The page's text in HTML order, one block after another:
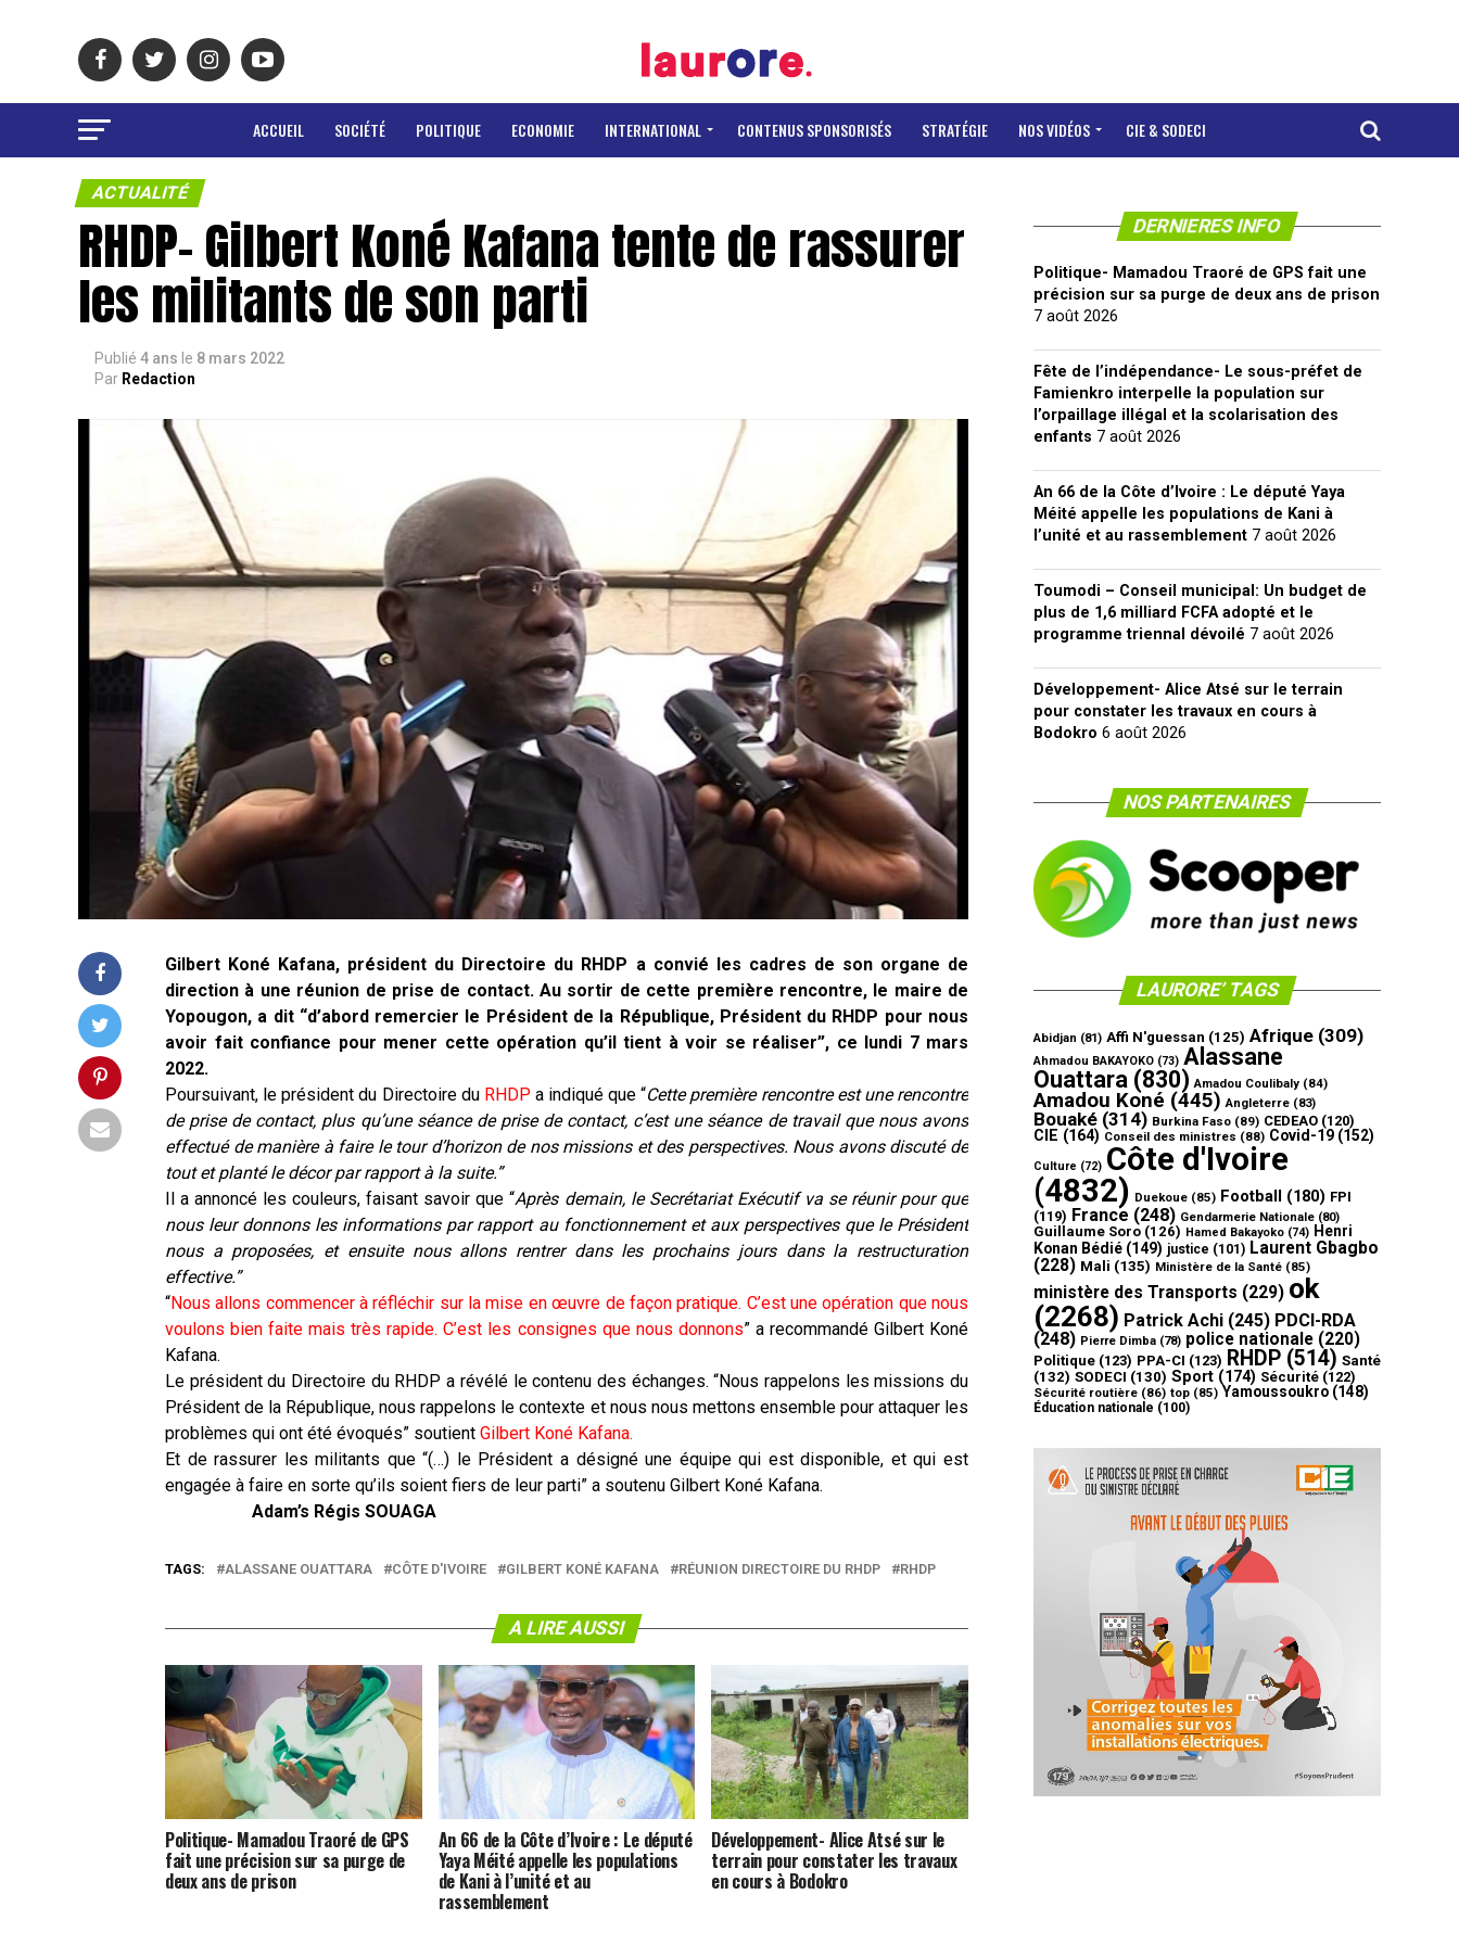
ACCUEIL SOCIÉTÉ POLITIQUE ECONOMIE INTERNATIONAL CONTENUS SPONSORISÉS STRATÉGIE NOS VIDÉOS CIE & SODECI
ACTUALITÉ
RHDP- Gilbert Koné Kafana tente de rassurer
les militants de son parti
Publié 4 ans le 8 mars 2022
Par Redaction
Gilbert Koné Kafana, président du Directoire du RHDP a convié les cadres de son organe de
direction à une réunion de prise de contact. Au sortir de cette première rencontre, le maire de
Yopougon, a dit “d’abord remercier le Président de la République, Président du RHDP pour nous
avoir fait confiance pour mener cette opération qu’il tient à voir se réaliser”, ce lundi 7 mars
2022.
Poursuivant, le président du Directoire du RHDP a indiqué que “Cette première rencontre est une rencontre
de prise de contact, plus qu’une séance de prise de contact, c’est une séance de travail que nous avons
effectué de manière à faire le tour d’horizon de nos missions et des perspectives. Nous avons discuté de
tout et planté le décor par rapport à la suite.”
Il a annoncé les couleurs, faisant savoir que “Après demain, le Secrétariat Exécutif va se réunir pour que
nous leur donnons les informations par rapport au fonctionnement et aux perspectives que le Président
nous a proposées, et ensuite nous allons rentrer dans les prochains jours dans la restructuration
effective.”
“Nous allons commencer à réfléchir sur la mise en œuvre de façon pratique. C’est une opération que nous
voulons bien faite mais très rapide. C’est les consignes que nous donnons” a recommandé Gilbert Koné
Kafana.
Le président du Directoire du RHDP a révélé le contenu des échanges. “Nous rappelons les missions du
Président de la République, nous rappelons le contexte et nous nous mettons ensemble pour attaquer les
problèmes qui ont été évoqués” soutient Gilbert Koné Kafana.
Et de rassurer les militants que “(…) le Président a désigné une équipe qui est disponible, et qui est
engagée à faire en sorte qu’ils soient fiers de leur parti” a soutenu Gilbert Koné Kafana.
Adam’s Régis SOUAGA
TAGS: ALASSANE OUATTARA CÔTE D'IVOIRE GILBERT KONÉ KAFANA RÉUNION DIRECTOIRE DU RHDP RHDP
A LIRE AUSSI
Politique- Mamadou Traoré de GPS
fait une précision sur sa purge de
deux ans de prison
An 66 de la Côte d’Ivoire : Le député
Yaya Méité appelle les populations
de Kani à l’unité et au
rassemblement
Développement- Alice Atsé sur le
terrain pour constater les travaux
en cours à Bodokro
DERNIERES INFO
Politique- Mamadou Traoré de GPS fait une
précision sur sa purge de deux ans de prison
7 août 2026
Fête de l’indépendance- Le sous-préfet de
Famienkro interpelle la population sur
l’orpaillage illégal et la scolarisation des
enfants 7 août 2026
An 66 de la Côte d’Ivoire : Le député Yaya
Méité appelle les populations de Kani à
l’unité et au rassemblement 7 août 2026
Toumodi – Conseil municipal: Un budget de
plus de 1,6 milliard FCFA adopté et le
programme triennal dévoilé 7 août 2026
Développement- Alice Atsé sur le terrain
pour constater les travaux en cours à
Bodokro 6 août 2026
NOS PARTENAIRES
LAURORE’ TAGS
Abidjan (81) Affi N'guessan (125) Afrique (309)
Ahmadou BAKAYOKO (73) Alassane
Ouattara (830) Amadou Coulibaly (84)
Amadou Koné (445) Angleterre (83)
Bouaké (314) Burkina Faso (89) CEDEAO (120)
CIE (164) Conseil des ministres (88) Covid-19 (152)
Culture (72) Côte d'Ivoire
(4832) Duekoue (85) Football (180) FPI
(119) France (248) Gendarmerie Nationale (80)
Guillaume Soro (126) Hamed Bakayoko (74) Henri
Konan Bédié (149) justice (101) Laurent Gbagbo
(228) Mali (135) Ministère de la Santé (85)
ministère des Transports (229) ok
(2268) Patrick Achi (245) PDCI-RDA
(248) Pierre Dimba (78) police nationale (220)
Politique (123) PPA-CI (123) RHDP (514) Santé
(132) SODECI (130) Sport (174) Sécurité (122)
Sécurité routière (86) top (85) Yamoussoukro (148)
Éducation nationale (100)